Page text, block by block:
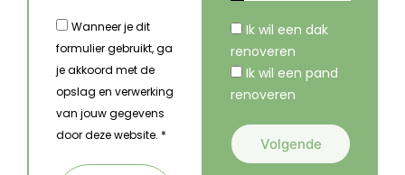
Wanneer je dit
formulier gebruikt, ga
je akkoord met de
opslag en verwerking
van jouw gegevens
door deze website. *
Ik wil een dak
renoveren
Ik wil een pand
renoveren
Volgende